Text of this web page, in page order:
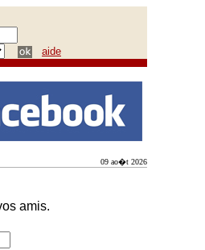
aide
09 ao�t 2026
amis.